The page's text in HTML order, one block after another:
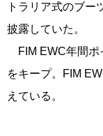
トラリア式のブ
披露していた。
FIM EWC年間ポ
をキープ。FIM
えている。